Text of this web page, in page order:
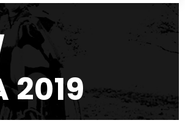
2019